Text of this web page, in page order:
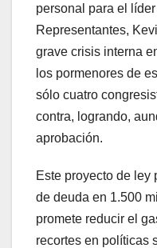
personal para el
Representantes,
grave crisis interna
los pormenores de
sólo cuatro
contra, logrando,
aprobación.
Este proyecto de ley
de deuda en 1.500
promete reducir el
recortes en políticas